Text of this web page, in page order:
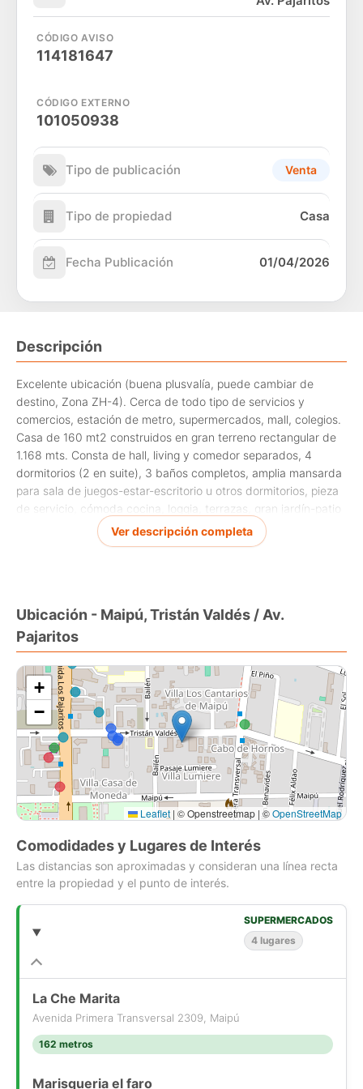
CÓDIGO AVISO
114181647
CÓDIGO EXTERNO
101050938
Tipo de publicación Venta
Tipo de propiedad Casa
Fecha Publicación 01/04/2026
Descripción
Excelente ubicación (buena plusvalía, puede cambiar de
destino, Zona ZH-4). Cerca de todo tipo de servicios y
comercios, estación de metro, supermercados, mall, colegios.
Casa de 160 mt2 construidos en gran terreno rectangular de
1.168 mts. Consta de hall, living y comedor separados, 4
dormitorios (2 en suite), 3 baños completos, amplia mansarda
para sala de juegos-estar-escritorio u otros dormitorios, pieza
de servicio, cómoda cocina, loggia, terrazas, gran jardín-patio
con capacidad mínimo para 8 vehículos. Cuota contribuciones
Ver descripción completa
Ubicación - Maipú, Tristán Valdés / Av.
Pajaritos
+
−
Leaflet | © Openstreetmap | ©OpenStreetMap
Comodidades y Lugares de Interés
Las distancias son aproximadas y consideran una línea recta
entre la propiedad y el punto de interés.
SUPERMERCADOS
4 lugares
La Che Marita
Avenida Primera Transversal 2309, Maipú
162 metros
Marisqueria el faro